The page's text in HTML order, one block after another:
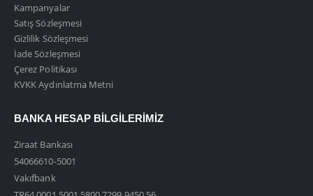
Kampanyalar
Satış Sözleşmesi
Gizlilik Sözleşmesi
İade Sözleşmesi
Çerez Politikası
KVKK Aydınlatma Metni
BANKA HESAP BILGILERIMIZ
Ziraat Bankası
54066610-5001
Vakıfbank